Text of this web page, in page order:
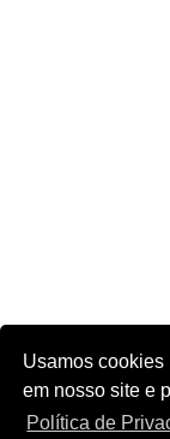
Usamos cookies
em nosso site e
Política de